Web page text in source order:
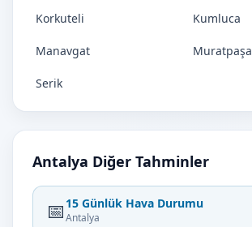
Korkuteli Kumluca
Manavgat Muratpaşa
Serik
Antalya Diğer Tahminler
📅 15 Günlük Hava Durumu
Antalya